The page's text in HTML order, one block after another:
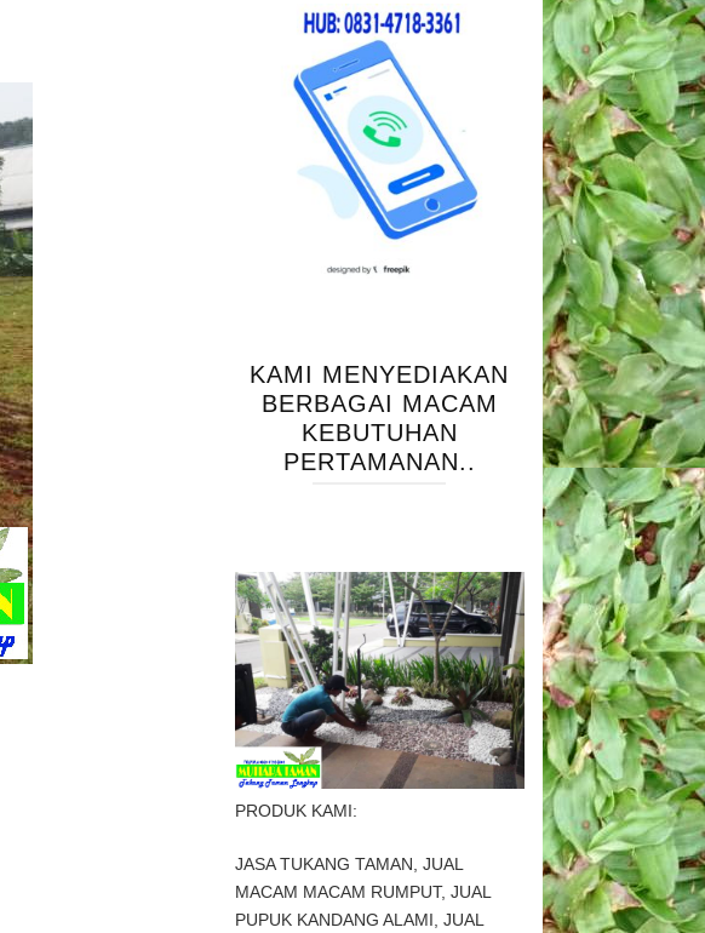
KAMI MENYEDIAKAN
BERBAGAI MACAM
KEBUTUHAN
PERTAMANAN..
PRODUK KAMI:
JASA TUKANG TAMAN, JUAL
MACAM MACAM RUMPUT, JUAL
PUPUK KANDANG ALAMI, JUAL